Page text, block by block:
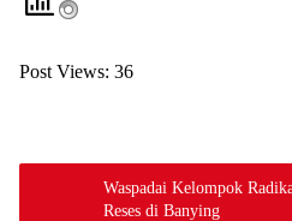
Post Views: 36
Waspadai Kelompok
Reses di Banying